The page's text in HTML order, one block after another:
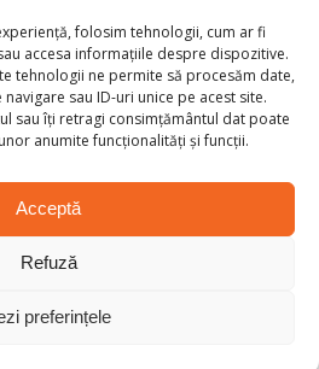
folosim tehnologii, cum ar fi
accesa informațiile despre dispozitive.
tehnologii ne permite să procesăm date,
sau ID-uri unice pe acest site.
sau îți retragi consimțământul dat poate
anumite funcționalități și funcții.
Acceptă
Refuză
preferințele
o mai mare stabilitate.
persoane sau echipamente
plăci de PAL sau grilaje din
împotriva căderii mărfurilor din
o recenzie la „Raft
1100/500”